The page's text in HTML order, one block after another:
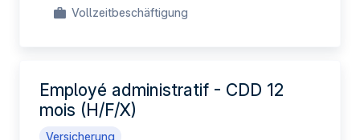
Vollzeitbeschäftigung
Employé administratif - CDD 12
mois (H/F/X)
Versicherung